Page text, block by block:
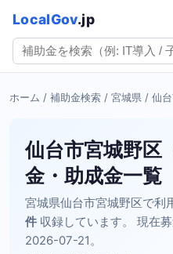
LocalGov.jp
ホーム / 補助金検索 / 宮城県 / 仙
仙台市宮城野区
金・助成金一覧
宮城県仙台市宮城野区で利
件 収録しています。 現在
2026-07-21。